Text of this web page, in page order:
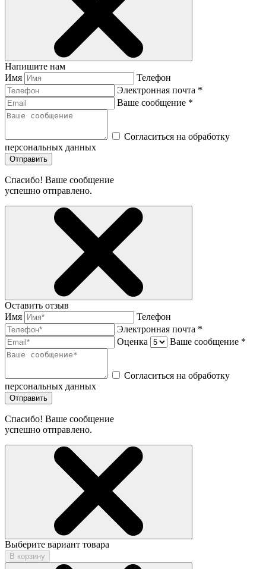
Напишите нам
Имя
Телефон
Электронная почта *
Ваше сообщение *
Согласиться на обработку
персональных данных
Отправить
Спасибо! Ваше сообщение
успешно отправлено.
Оставить отзыв
Имя
Телефон
Электронная почта *
Оценка
Ваше сообщение *
Согласиться на обработку
персональных данных
Отправить
Спасибо! Ваше сообщение
успешно отправлено.
Выберите вариант товара
В корзину